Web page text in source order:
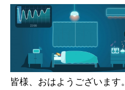
皆様、おはようございます。